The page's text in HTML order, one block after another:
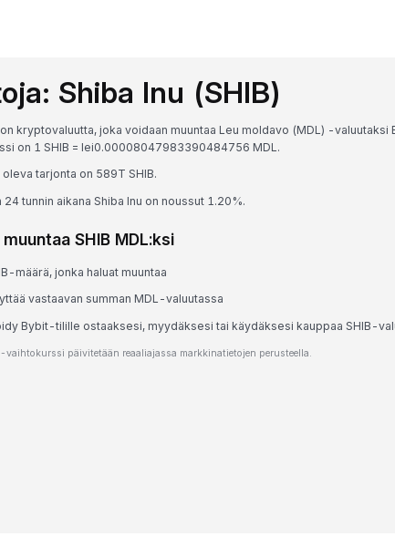
Shiba Inu (SHIB)
on kryptovaluutta, joka voidaan muuntaa Leu moldavo (MDL) -
on 1 SHIB = lei0.00008047983390484756 MDL.
tarjonta on 589T SHIB.
24 tunnin aikana Shiba Inu on noussut 1.20%.
muuntaa SHIB MDL:ksi
määrä, jonka haluat muuntaa
vastaavan summan MDL-valuutassa
Bybit-tilille ostaaksesi, myydäksesi tai käydäksesi kauppaa SHIB-
vaihtokurssi päivitetään reaaliajassa markkinatietojen perusteella.